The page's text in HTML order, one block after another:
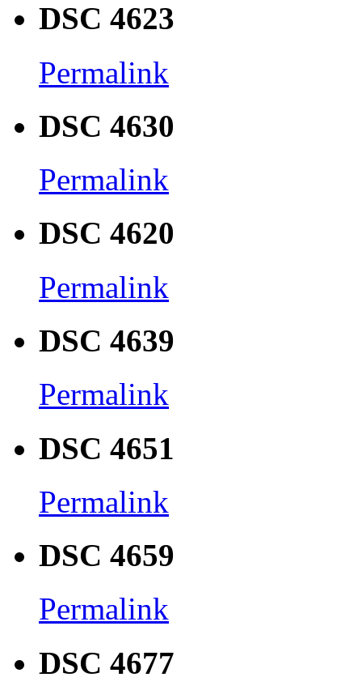
DSC 4623
Permalink
DSC 4630
Permalink
DSC 4620
Permalink
DSC 4639
Permalink
DSC 4651
Permalink
DSC 4659
Permalink
DSC 4677